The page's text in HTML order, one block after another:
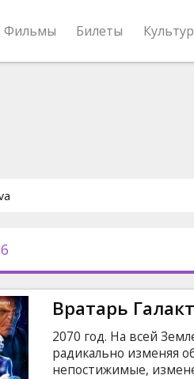
Фильмы Билеты
Вратарь
2070 год. На всей
радикально изменяя
непостижимые,